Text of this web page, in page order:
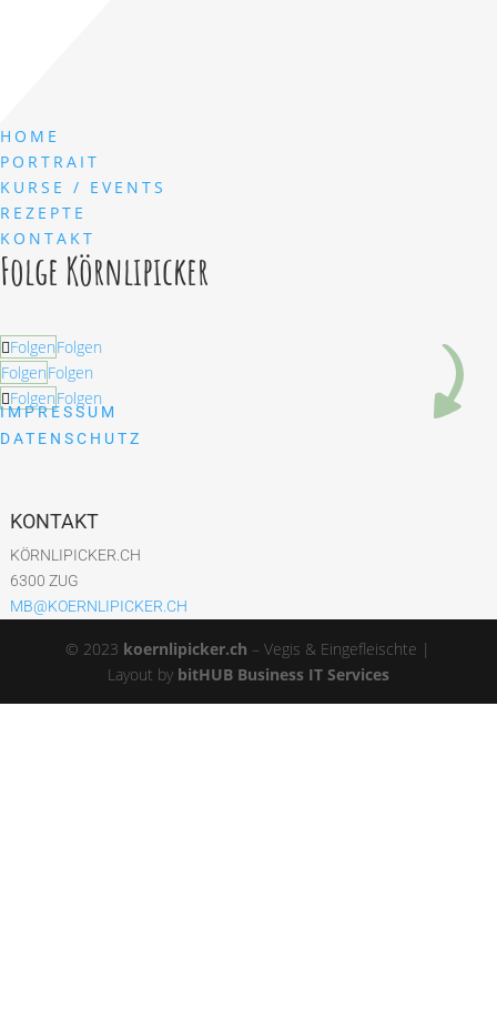
HOME
PORTRAIT
KURSE / EVENTS
REZEPTE
KONTAKT
Folge Körnlipicker
FolgenFolgen
FolgenFolgen
FolgenFolgen
IMPRESSUM
DATENSCHUTZ
KONTAKT
KÖRNLIPICKER.CH
6300 ZUG
MB@KOERNLIPICKER.CH
© 2023 koernlipicker.ch – Vegis & Eingefleischte |
Layout by bitHUB Business IT Services